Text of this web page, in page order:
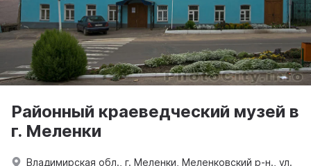
Районный краеведческий музей в
г. Меленки
Владимирская обл., г. Меленки, Меленковский р-н., ул.